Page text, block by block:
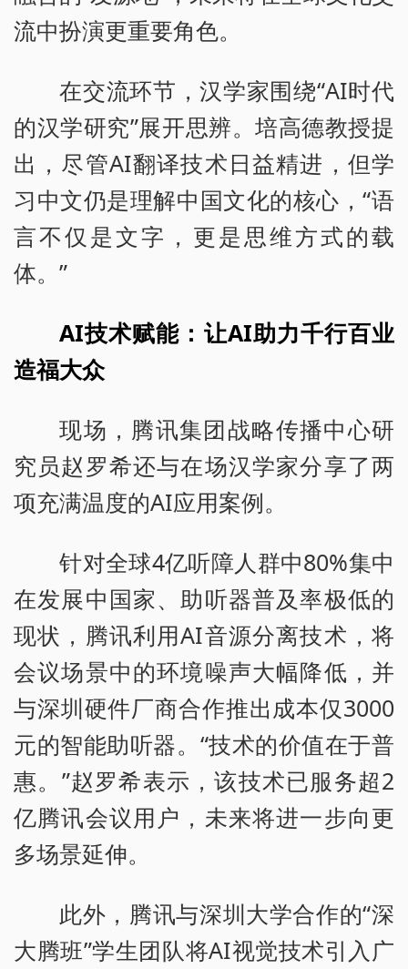
流中扮演更重要角色。
在交流环节，汉学家围绕“AI时代
的汉学研究”展开思辨。培高德教授提
出，尽管AI翻译技术日益精进，但学
习中文仍是理解中国文化的核心，“语
言不仅是文字，更是思维方式的载
体。”
AI技术赋能：让AI助力千行百业
造福大众
现场，腾讯集团战略传播中心研
究员赵罗希还与在场汉学家分享了两
项充满温度的AI应用案例。
针对全球4亿听障人群中80%集中
在发展中国家、助听器普及率极低的
现状，腾讯利用AI音源分离技术，将
会议场景中的环境噪声大幅降低，并
与深圳硬件厂商合作推出成本仅3000
元的智能助听器。“技术的价值在于普
惠。”赵罗希表示，该技术已服务超2
亿腾讯会议用户，未来将进一步向更
多场景延伸。
此外，腾讯与深圳大学合作的“深
大腾班”学生团队将AI视觉技术引入广